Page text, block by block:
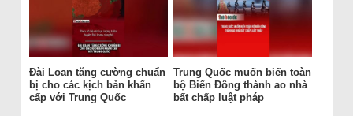
Đài Loan tăng cường chuẩn
bị cho các kịch bản khẩn
cấp với Trung Quốc
Trung Quốc muốn biến toàn
bộ Biển Đông thành ao nhà
bất chấp luật pháp